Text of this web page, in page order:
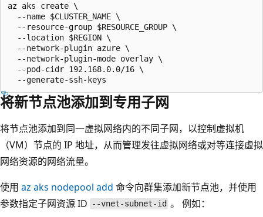
az aks create \
  --name $CLUSTER_NAME \
  --resource-group $RESOURCE_GROUP \
  --location $REGION \
  --network-plugin azure \
  --network-plugin-mode overlay \
  --pod-cidr 192.168.0.0/16 \
将新节点池添加到专用子网
将节点池添加到同一虚拟网络内的不同子网，以控制虚拟机
（VM）节点的 IP 地址，从而管理发往虚拟网络或对等连接虚拟
网络资源的网络流量。
使用 az aks nodepool add 命令向群集添加新节点池，并使用
参数指定子网资源 ID
--vnet-subnet-id 。 例如：